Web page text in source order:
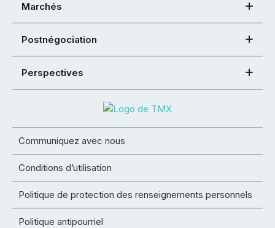
Marchés
Postnégociation
Perspectives
Communiquez avec nous
Conditions d’utilisation
Politique de protection des renseignements personnels
Politique antipourriel